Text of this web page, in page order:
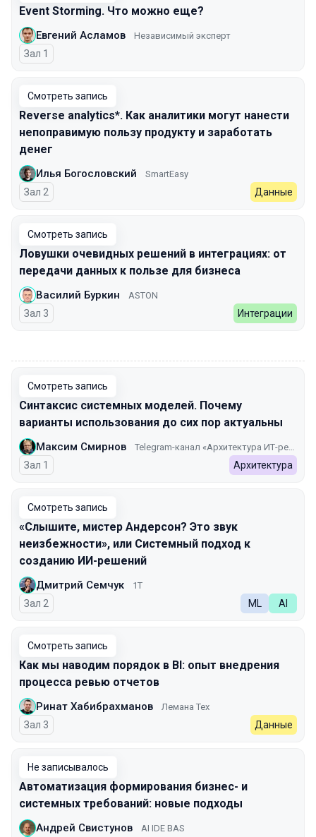
Event Storming. Что можно еще?
Евгений Асламов Независимый эксперт
Зал 1
Смотреть запись
Reverse analytics*. Как аналитики могут нанести
непоправимую пользу продукту и заработать
денег
Илья Богословский SmartEasy
Зал 2 Данные
Смотреть запись
Ловушки очевидных решений в интеграциях: от
передачи данных к пользе для бизнеса
Василий Буркин ASTON
Зал 3 Интеграции
Смотреть запись
Синтаксис системных моделей. Почему
варианты использования до сих пор актуальны
Максим Смирнов
Зал 1 Архитектура
Смотреть запись
«Слышите, мистер Андерсон? Это звук
неизбежности», или Системный подход к
созданию ИИ-решений
Дмитрий Семчук 1Т
Зал 2 ML AI
Смотреть запись
Как мы наводим порядок в BI: опыт внедрения
процесса ревью отчетов
Ринат Хабибрахманов Лемана Тех
Зал 3 Данные
Не записывалось
Автоматизация формирования бизнес- и
системных требований: новые подходы
Андрей Свистунов AI IDE BAS